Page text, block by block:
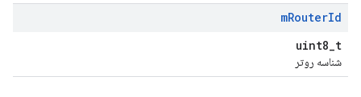
mRouterId
uint8_t
شناسه روتر